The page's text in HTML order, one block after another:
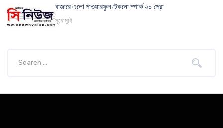
বাজারে এলো পাওয়ারফুল টেকনো স্পার্ক ২০ প্রো
মুখোমুখি